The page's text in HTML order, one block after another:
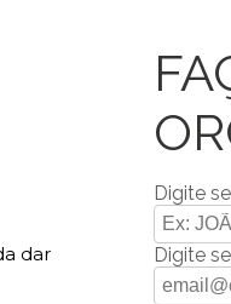
dar
Digite
Digite